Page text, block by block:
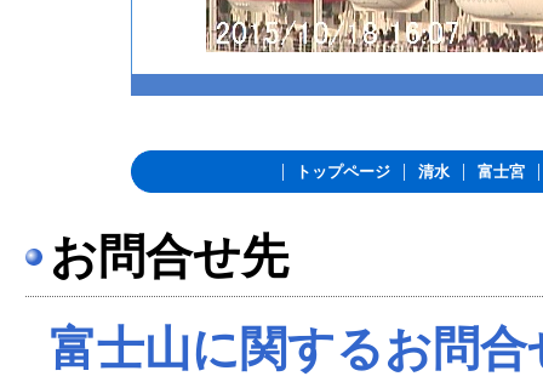
| トップページ | 清水 | 富士宮
お問合せ先
富士山に関するお問合